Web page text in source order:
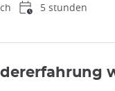
5 stunden